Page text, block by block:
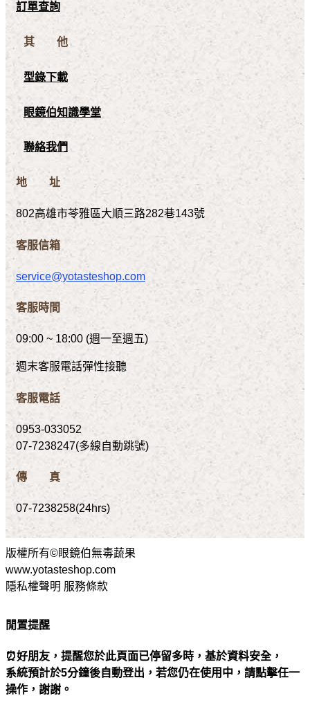
訂單查詢
其 他
型錄下載
眼鏡伯知識學堂
聯絡我們
地 址
802高雄市苓雅區大順三路282巷143號
客服信箱
service@yotasteshop.com
客服時間
09:00 ~ 18:00 (週一至週五)
週末客服電話彈性接聽
客服電話
0953-033052
07-7238247(多線自動跳號)
傳 真
07-7238258(24hrs)
版權所有©眼鏡伯無毒蔬果
www.yotasteshop.com
隱私權聲明 服務條款
閒置提醒
⏰好朋友，提醒您於此頁面已停留多時，基於資料安全，
系統預計於5分鐘後自動登出，若您仍在使用中，請點擊任一
操作，謝謝。